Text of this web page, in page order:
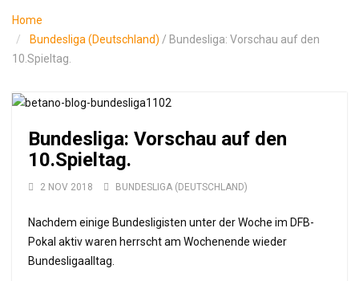
Home
Bundesliga (Deutschland) / Bundesliga: Vorschau auf den
10.Spieltag.
Bundesliga: Vorschau auf den
10.Spieltag.
2 NOV 2018 BUNDESLIGA (DEUTSCHLAND)
Nachdem einige Bundesligisten unter der Woche im DFB-
Pokal aktiv waren herrscht am Wochenende wieder
Bundesligaalltag.